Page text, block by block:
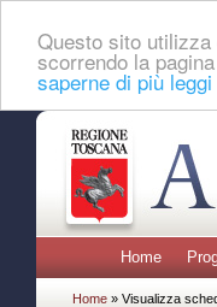
Questo sito
scorrendo la
saperne di più
Home
Home » Visualizza